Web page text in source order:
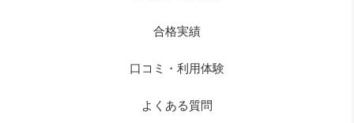
合格実績
口コミ・利用体験
よくある質問